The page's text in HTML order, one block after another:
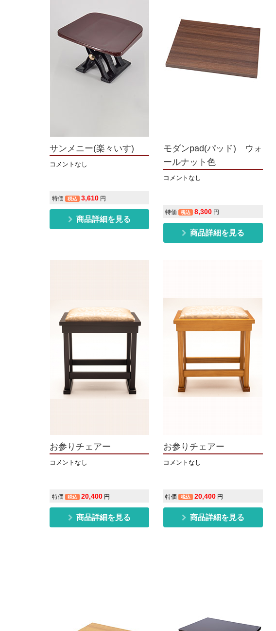
サンメニー(楽々いす)
コメントなし
特価 税込 3,610円
商品詳細を見る
モダンpad(パッド) ウォ
ールナット色
コメントなし
特価 税込 8,300 円
商品詳細を見る
お参りチェアー
コメントなし
特価 税込 20,400円
商品詳細を見る
お参りチェアー
コメントなし
特価 税込 20,400 円
商品詳細を見る